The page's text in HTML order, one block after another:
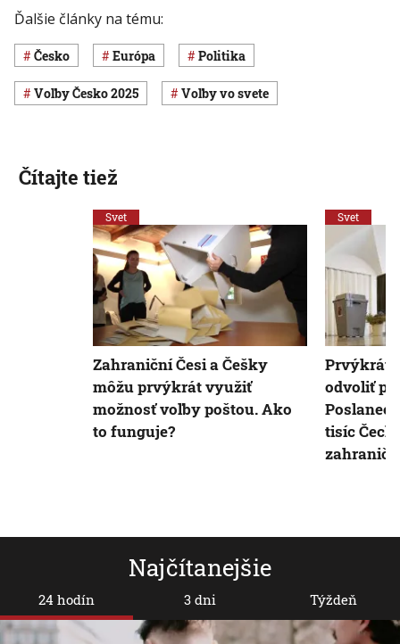
Ďalšie články na tému:
Česko Európa Politika
Voľby Česko 2025 voľby vo svete
Najčítanejšie
24 hodín 3 dni Týždeň
Čítajte tiež
Svet
Zahraniční Česi a Češky
môžu prvýkrát využiť
možnosť voľby poštou. Ako
to funguje?
Svet
Prvýkrát
odvoliť
tisíc
zahraničí